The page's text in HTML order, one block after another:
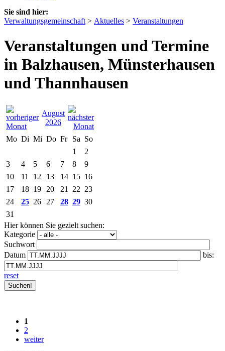
Sie sind hier:
Verwaltungsgemeinschaft > Aktuelles > Veranstaltungen
Veranstaltungen und Termine
in Balzhausen, Münsterhausen
und Thannhausen
August
2026
Mo Di Mi Do Fr Sa So
1
2
3
4 5 6 7 8
9
10
11 12 13 14 15 16
17
18 19 20 21 22 23
24
25 26 27 28 29 30
31
Hier können Sie gezielt suchen:
Kategorie
Suchwort
Datum
bis:
reset
1
2
weiter